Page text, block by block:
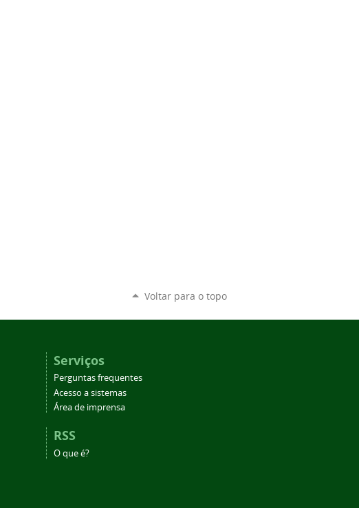
Voltar para o topo
Serviços
Perguntas frequentes
Acesso a sistemas
Área de imprensa
RSS
O que é?